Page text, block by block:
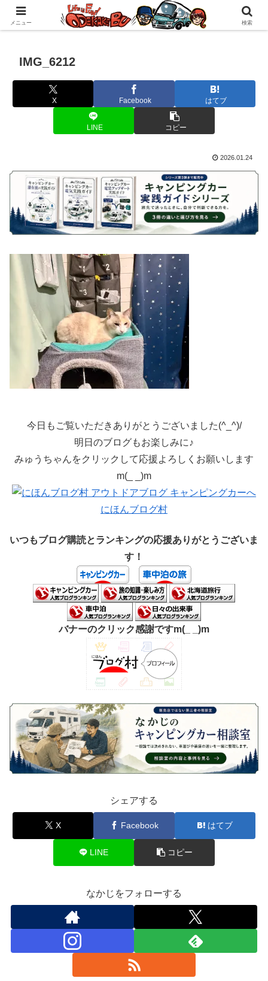
自作キャンピングカーで1年の3分の1を北海道でのんびりバンライフ♪
IMG_6212
X Facebook はてブ
LINE コピー
2026.01.24
今日もご覧いただきありがとうございました(^_^)/
明日のブログもお楽しみに♪
みゅうちゃんをクリックして応援よろしくお願いします
m(_ _)m
にほんブログ村
いつもブログ購読とランキングの応援ありがとうございま
す！
バナーのクリック感謝ですm(_ _)m
シェアする
X Facebook はてブ
LINE コピー
なかじをフォローする
メニュー 検索